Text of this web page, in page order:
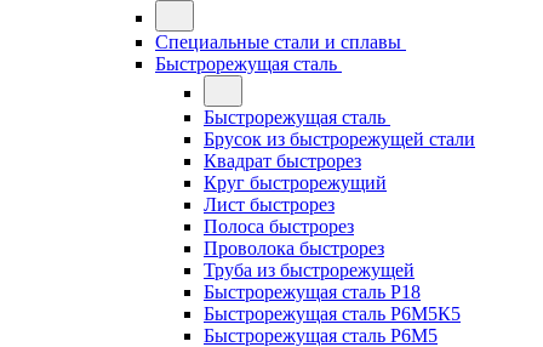
Специальные стали и сплавы
Быстрорежущая сталь
Быстрорежущая сталь
Брусок из быстрорежущей стали
Квадрат быстрорез
Круг быстрорежущий
Лист быстрорез
Полоса быстрорез
Проволока быстрорез
Труба из быстрорежущей
Быстрорежущая сталь Р18
Быстрорежущая сталь Р6М5К5
Быстрорежущая сталь Р6М5